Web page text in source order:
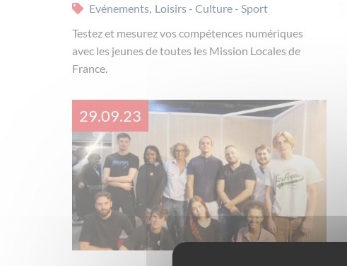
Evénements, Loisirs - Culture - Sport
Testez et mesurez vos compétences numériques
avec les jeunes de toutes les Mission Locales de
France.
29.09.23